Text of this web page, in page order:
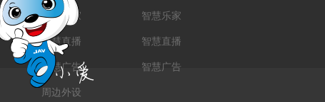
智慧乐家
智慧直播
智慧广告
周边外设
智慧乐家
智慧直播
智慧广告